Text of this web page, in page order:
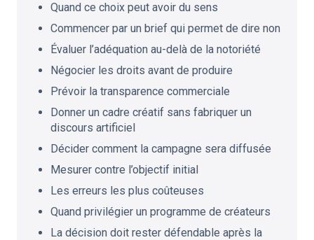
Quand ce choix peut avoir du sens
Commencer par un brief qui permet de dire non
Évaluer l’adéquation au-delà de la notoriété
Négocier les droits avant de produire
Prévoir la transparence commerciale
Donner un cadre créatif sans fabriquer un
discours artificiel
Décider comment la campagne sera diffusée
Mesurer contre l’objectif initial
Les erreurs les plus coûteuses
Quand privilégier un programme de créateurs
La décision doit rester défendable après la